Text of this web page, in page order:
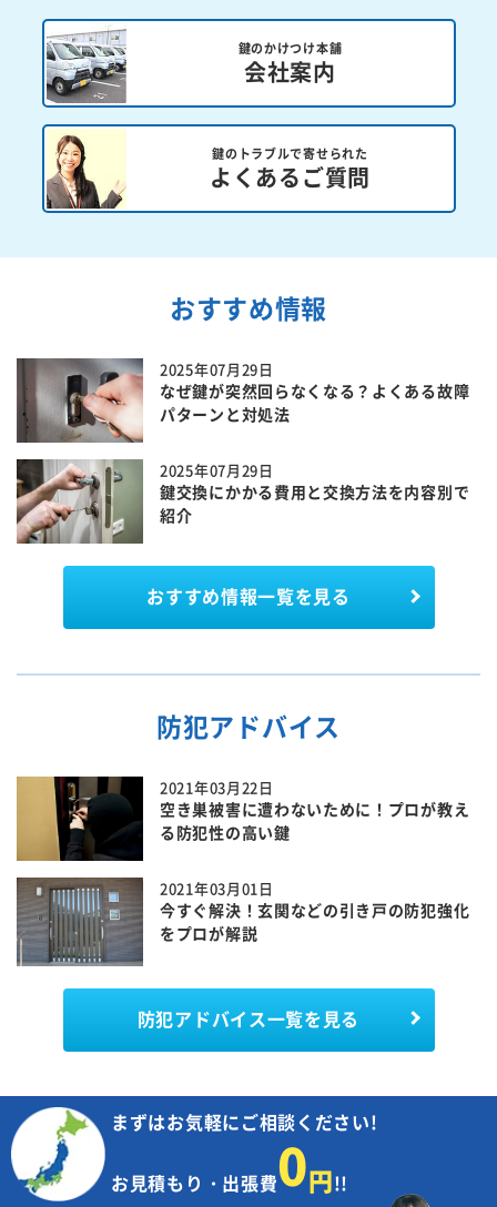
鍵のかけつけ本舗
会社案内
鍵のトラブルで寄せられた
よくあるご質問
おすすめ情報
2025年07月29日
なぜ鍵が突然回らなくなる？よくある故障
パターンと対処法
2025年07月29日
鍵交換にかかる費用と交換方法を内容別で
紹介
おすすめ情報一覧を見る
防犯アドバイス
2021年03月22日
空き巣被害に遭わないために！プロが教え
る防犯性の高い鍵
2021年03月01日
今すぐ解決！玄関などの引き戸の防犯強化
をプロが解説
防犯アドバイス一覧を見る
まずはお気軽にご相談ください!
お見積もり・出張費0円!!